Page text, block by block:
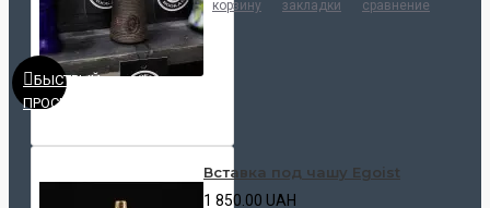
БЫСТРЫЙ
ПРОСМОТР
корзину
закладки
сравнение
Вставка под чашу Egoist
1 850.00 UAH